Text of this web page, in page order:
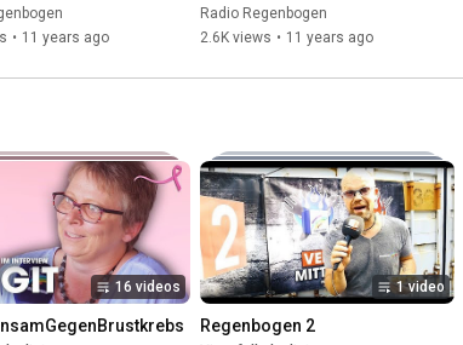
• 11 years ago
NICKEL VON RADIO DORIA
(VORMALS OBLIVION)
Radio Regenbogen
2.6K views • 11 years ago
16 videos 1 video
Regenbogen 2